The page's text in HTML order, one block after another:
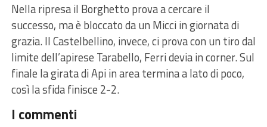
Nella ripresa il Borghetto prova a cercare il
successo, ma è bloccato da un Micci in giornata di
grazia. Il Castelbellino, invece, ci prova con un tiro dal
limite dell’apirese Tarabello, Ferri devia in corner. Sul
finale la girata di Api in area termina a lato di poco,
così la sfida finisce 2-2.
I commenti